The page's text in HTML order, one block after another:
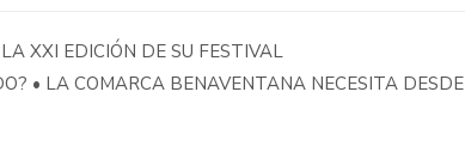
XXI EDICIÓN DE SU FESTIVAL
• LA COMARCA BENAVENTANA NECESITA DESDE